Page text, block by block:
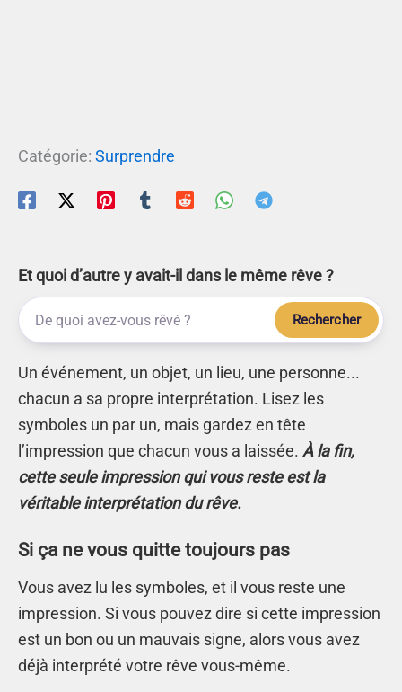
Catégorie: Surprendre
Et quoi d’autre y avait-il dans le même rêve ?
Rechercher
Un événement, un objet, un lieu, une personne...
chacun a sa propre interprétation. Lisez les
symboles un par un, mais gardez en tête
l’impression que chacun vous a laissée. À la fin,
cette seule impression qui vous reste est la
véritable interprétation du rêve.
Si ça ne vous quitte toujours pas
Vous avez lu les symboles, et il vous reste une
impression. Si vous pouvez dire si cette impression
est un bon ou un mauvais signe, alors vous avez
déjà interprété votre rêve vous-même.